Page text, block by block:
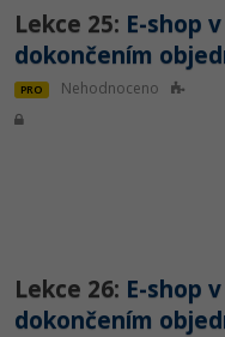
Lekce 25: E-shop
dokončením
PRO Nehodnoceno
Lekce 26: E-shop
dokončením